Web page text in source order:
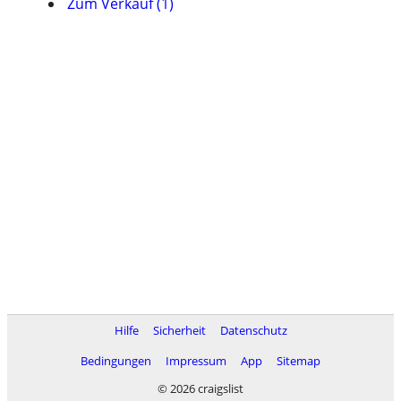
Hilfe Sicherheit
Datenschutz
Bedingungen
Impressum App
Sitemap
© 2026 craigslist